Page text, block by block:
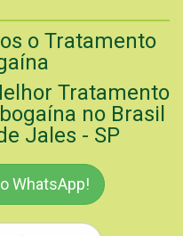
o Tratamento
Tratamento
no Brasil
Jales - SP
WhatsApp!